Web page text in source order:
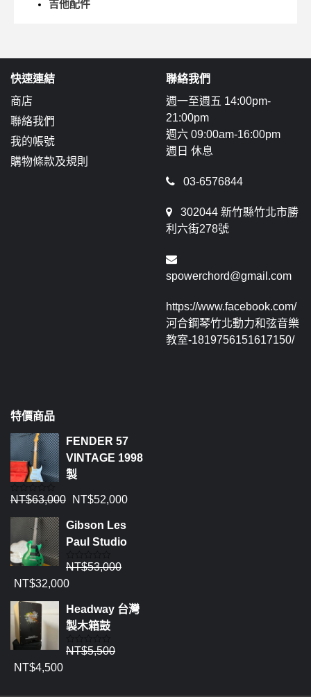
吉他配件
快速連結
商店
聯絡我們
我的帳號
購物條款及規則
聯絡我們
週一至週五 14:00pm-
21:00pm
週六 09:00am-16:00pm
週日 休息
03-6576844
302044 新竹縣竹北市勝
利六街278號
spowerchord@gmail.com
https://www.facebook.com/
河合鋼琴竹北動力和弦音樂
教室-1819756151617150/
特價商品
FENDER 57
VINTAGE 1998
製
評
0
5
NT$63,000 NT$52,000
Gibson Les
Paul Studio
評
0
5
NT$53,000
NT$32,000
Headway 台灣
製木箱鼓
評
NT$5,500
NT$4,500